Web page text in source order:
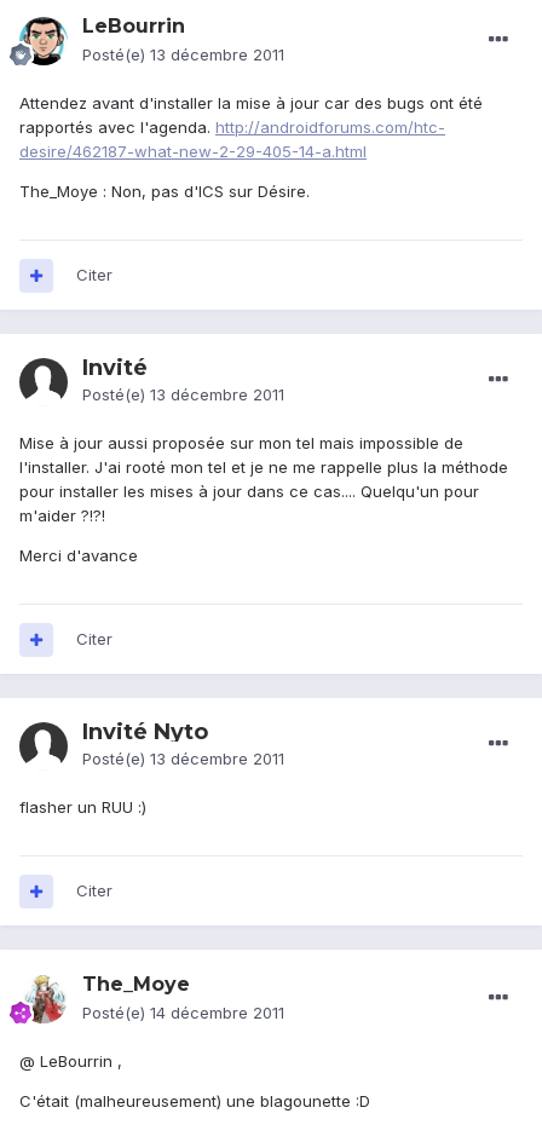
LeBourrin
Posté(e) 13 décembre 2011
Attendez avant d'installer la mise à jour car des bugs ont été
rapportés avec l'agenda. http://androidforums.com/htc-
desire/462187-what-new-2-29-405-14-a.html
The_Moye : Non, pas d'ICS sur Désire.
Citer
Invité
Posté(e) 13 décembre 2011
Mise à jour aussi proposée sur mon tel mais impossible de
l'installer. J'ai rooté mon tel et je ne me rappelle plus la méthode
pour installer les mises à jour dans ce cas.... Quelqu'un pour
m'aider ?!?!
Merci d'avance
Citer
Invité Nyto
Posté(e) 13 décembre 2011
flasher un RUU :)
Citer
The_Moye
Posté(e) 14 décembre 2011
@ LeBourrin ,
C'était (malheureusement) une blagounette :D